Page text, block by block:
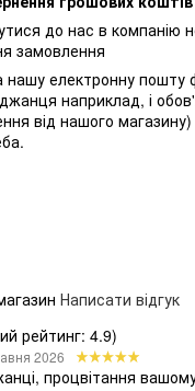
до нас в компанію
замовлення
нашу електронну пошту
наприклад, і
від нашого
Написати відгук
рейтинг: 4.9)
2026
процвітання